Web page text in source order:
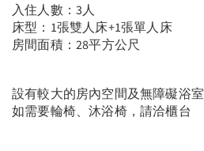
入住人數：3人
床型：1張雙人床+1張單人床
房間面積：28平方公尺
設有較大的房內空間及無障礙浴室
如需要輪椅、沐浴椅，請洽櫃台